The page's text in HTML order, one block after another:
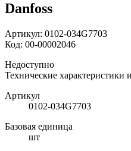
Danfoss
Артикул: 0102-034G7703
Код: 00-00002046
Недоступно
Технические характеристики
Артикул
0102-034G7703
Базовая единица
шт